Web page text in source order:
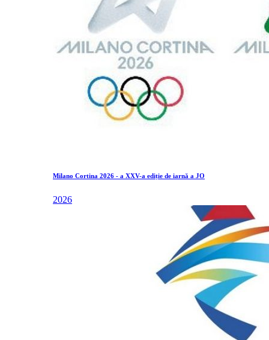
Milano Cortina 2026 - a XXV-a ediție de iarnă a JO
2026